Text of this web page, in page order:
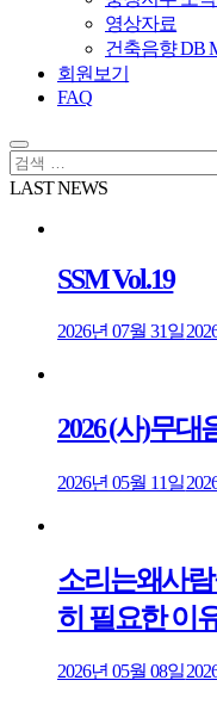
영상자료
건축음향 DB
회원보기
FAQ
검
색:
LAST NEWS
SSM Vol.19
2026년 07월 31일
2026 (사)무
2026년 05월 11일
소리는왜사
히 필요한 이
2026년 05월 08일